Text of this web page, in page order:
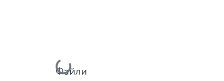
Вантажиться...
Файли